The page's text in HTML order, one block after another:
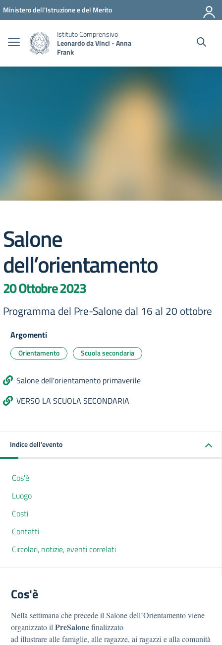
Vai ai contenuti
Vai al menu di navigazione
Vai al footer
Ministero dell'Istruzione e del Merito
Istituto Comprensivo
Leonardo da Vinci - Anna
Frank
Salone
dell’orientamento
20 Ottobre 2023
Programma del Pre-Salone dal 16 al 20 ottobre
Argomenti
Orientamento Scuola secondaria
Salone dell'orientamento primaverile
VERSO LA SCUOLA SECONDARIA
Indice dell'evento
Cos'è
Luogo
Costi
Contatti
Circolari, notizie, eventi correlati
Cos'è
Nella settimana che precede il Salone dell’Orientamento viene
organizzato il PreSalonefinalizzato
ad illustrare alle famiglie, alle ragazze, ai ragazzi e alla comunità